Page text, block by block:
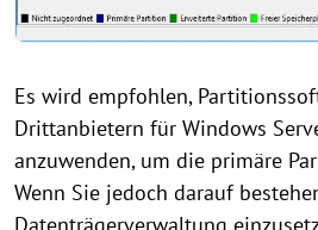
Es wird empfohlen,
Drittanbietern für Windows
anzuwenden, um die primäre
Wenn Sie jedoch darauf